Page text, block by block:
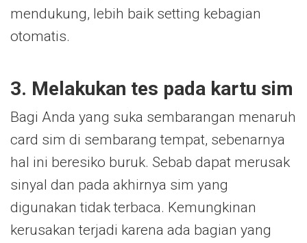
mendukung, lebih baik setting kebagian
otomatis.
3. Melakukan tes pada kartu sim
Bagi Anda yang suka sembarangan menaruh
card sim di sembarang tempat, sebenarnya
hal ini beresiko buruk. Sebab dapat merusak
sinyal dan pada akhirnya sim yang
digunakan tidak terbaca. Kemungkinan
kerusakan terjadi karena ada bagian yang